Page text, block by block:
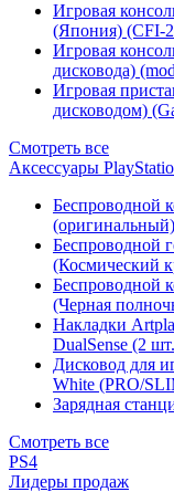
Игровая
(Япония) (CFI-
Игровая
дисковода)
Игровая
дисководом)
Смотреть все
Аксессуары
Беспроводной
(оригинальный)
Беспроводной
(Космический
Беспроводной
(Черная
Накладки
DualSense (2
Дисковод для
White (PRO/
Зарядная
Смотреть все
PS4
Лидеры продаж